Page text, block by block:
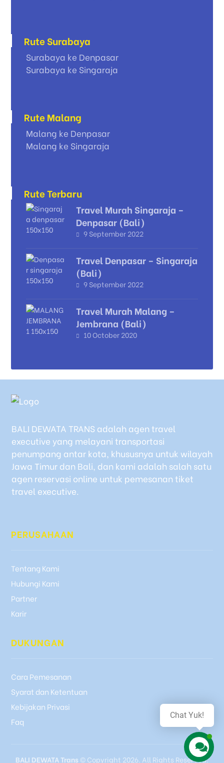
Rute Surabaya
Surabaya ke Denpasar
Surabaya ke Singaraja
Rute Malang
Malang ke Denpasar
Malang ke Singaraja
Rute Terbaru
Travel Murah Singaraja –
Denpasar (Bali)
9 September 2022
Travel Denpasar – Singaraja
(Bali)
9 September 2022
Travel Murah Malang –
Jembrana (Bali)
10 October 2020
BALI DEWATA TRANS adalah agen travel
executive yang melayani transportasi
penumpang antar kota, khususnya untuk wilayah
Jawa Timur dan Bali, dan kami adalah salah satu
agen reservasi online untuk pemesanan tiket
travel executive.
PERUSAHAAN
Tentang Kami
Hubungi Kami
Partner
Karir
DUKUNGAN
Cara Pemesanan
Syarat dan Ketentuan
Kebijakan Privasi
Faq
BALI DEWATA Trans © Copyright 2026. All Rights Reserved.
Chat Yuk!